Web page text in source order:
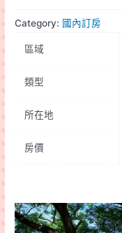
娜
Category: 國內訂房
區域
類型
所在地
房價